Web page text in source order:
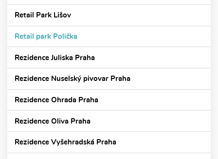
Retail Park Lišov
Retail park Polička
Rezidence Juliska Praha
Rezidence Nuselský pivovar Praha
Rezidence Ohrada Praha
Rezidence Oliva Praha
Rezidence Vyšehradská Praha